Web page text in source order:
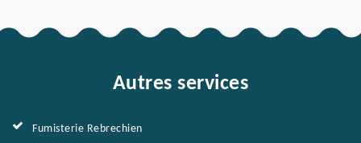
Autres services
Fumisterie Rebrechien